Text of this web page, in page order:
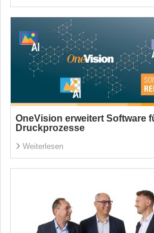
OneVision erweitert Software
Druckprozesse
Weiterlesen